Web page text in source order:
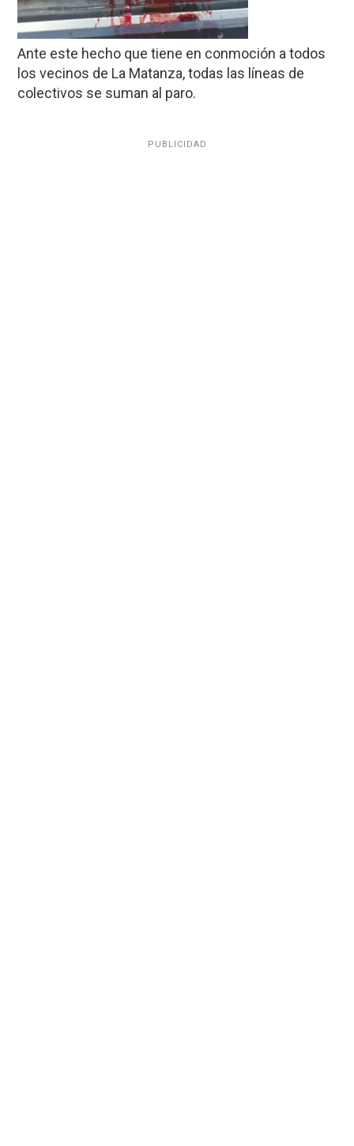
Ante este hecho que tiene en conmoción a todos
los vecinos de La Matanza, todas las líneas de
colectivos se suman al paro.
PUBLICIDAD